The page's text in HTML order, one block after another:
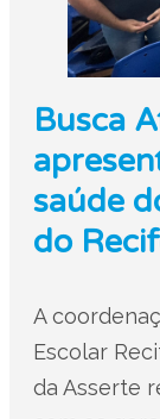
Busca
saúde
do
A
Escolar
da Asserte